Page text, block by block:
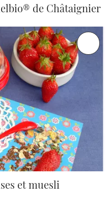
de Châtaignier
et muesli